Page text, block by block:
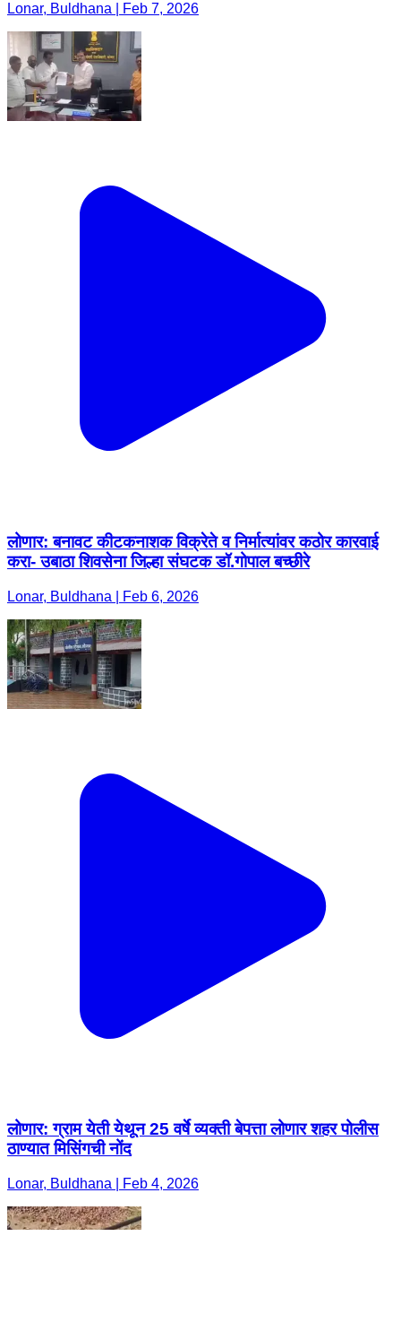
Lonar, Buldhana | Feb 7, 2026
लोणार: बनावट कीटकनाशक विक्रेते व निर्मात्यांवर कठोर कारवाई
करा- उबाठा शिवसेना जिल्हा संघटक डॉ.गोपाल बच्छीरे
Lonar, Buldhana | Feb 6, 2026
लोणार: ग्राम येती येथून 25 वर्षे व्यक्ती बेपत्ता लोणार शहर पोलीस
ठाण्यात मिसिंगची नोंद
Lonar, Buldhana | Feb 4, 2026